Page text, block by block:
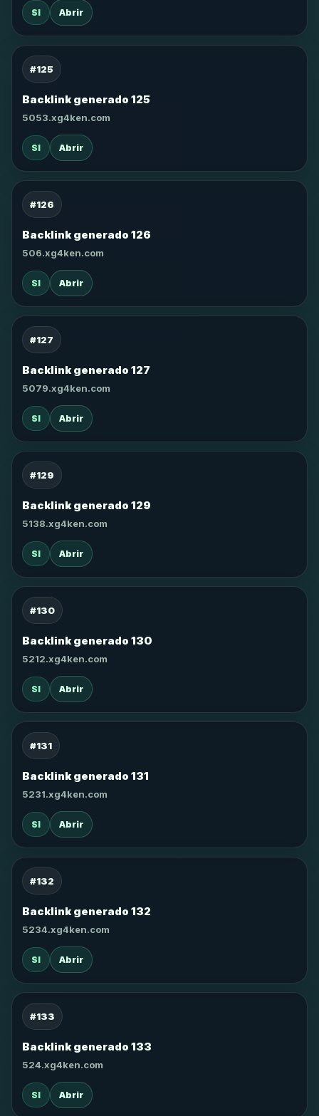
SI Abrir
#125
Backlink generado 125
5053.xg4ken.com
SI Abrir
#126
Backlink generado 126
506.xg4ken.com
SI Abrir
#127
Backlink generado 127
5079.xg4ken.com
SI Abrir
#129
Backlink generado 129
5138.xg4ken.com
SI Abrir
#130
Backlink generado 130
5212.xg4ken.com
SI Abrir
#131
Backlink generado 131
5231.xg4ken.com
SI Abrir
#132
Backlink generado 132
5234.xg4ken.com
SI Abrir
#133
Backlink generado 133
524.xg4ken.com
SI Abrir